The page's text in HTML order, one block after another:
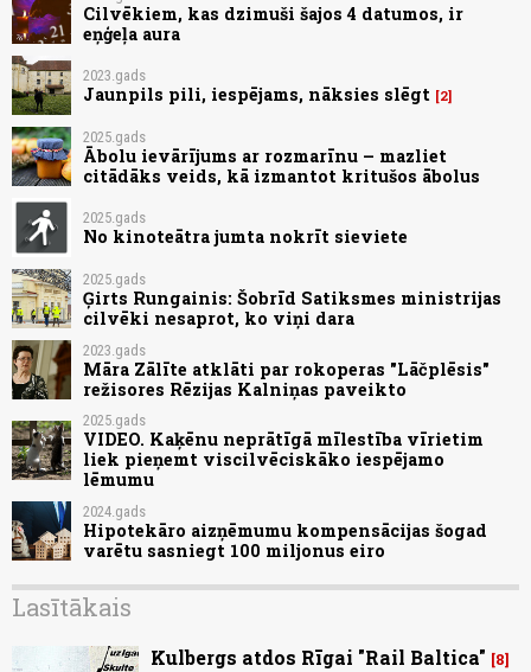
Cilvēkiem, kas dzimuši šajos 4 datumos, ir
eņģeļa aura
2023.gads
Jaunpils pili, iespējams, nāksies slēgt 2
2025.gads
Ābolu ievārījums ar rozmarīnu – mazliet
citādāks veids, kā izmantot kritušos ābolus
2025.gads
No kinoteātra jumta nokrīt sieviete
2025.gads
Ģirts Rungainis: Šobrīd Satiksmes ministrijas
cilvēki nesaprot, ko viņi dara
2023.gads
Māra Zālīte atklāti par rokoperas "Lāčplēsis"
režisores Rēzijas Kalniņas paveikto
2025.gads
VIDEO. Kaķēnu neprātīgā mīlestība vīrietim
liek pieņemt viscilvēciskāko iespējamo
lēmumu
2024.gads
Hipotekāro aizņēmumu kompensācijas šogad
varētu sasniegt 100 miljonus eiro
Lasītākais
Kulbergs atdos Rīgai "Rail Baltica" 8